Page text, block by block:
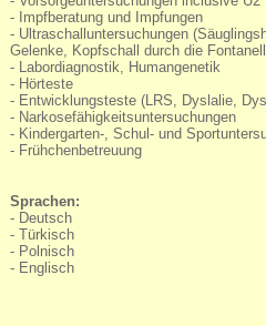
- Impfberatung und Impfungen
- Ultraschalluntersuchungen
Gelenke, Kopfschall durch die
- Labordiagnostik, Humangenetik
- Hörteste
- Entwicklungsteste (LRS, Dyslalie,
- Narkosefähigkeitsuntersuchungen
- Kindergarten-, Schul- und
- Frühchenbetreuung
Sprachen:
- Deutsch
- Türkisch
- Polnisch
- Englisch